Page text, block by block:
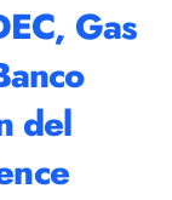
Gas
del